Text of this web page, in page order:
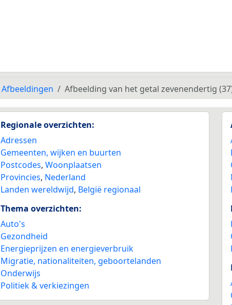
Afbeeldingen Afbeelding van het getal zevenendertig
Regionale overzichten:
Adressen
Gemeenten, wijken en buurten
Postcodes, Woonplaatsen
Provincies, Nederland
Landen wereldwijd, België regionaal
Thema overzichten:
Auto's
Gezondheid
Energieprijzen en energieverbruik
Migratie, nationaliteiten, geboortelanden
Onderwijs
Politiek & verkiezingen